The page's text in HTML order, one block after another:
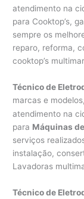
atendimento na
para Cooktop’s,
sempre os
reparo, reforma,
cooktop’s
Técnico de
marcas e
atendimento na
para Máquinas
serviços
instalação,
Lavadoras
Técnico de